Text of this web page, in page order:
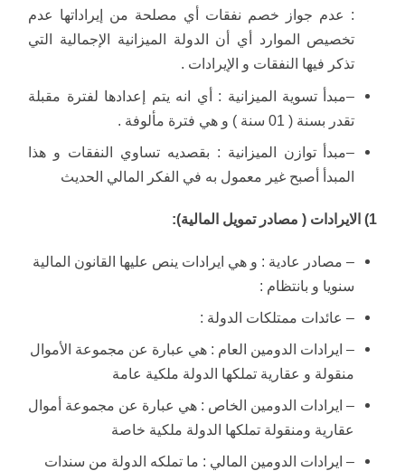
: عدم جواز خصم نفقات أي مصلحة من إيراداتها عدم
تخصيص الموارد أي أن الدولة الميزانية الإجمالية التي
تذكر فيها النفقات و الإيرادات .
–مبدأ تسوية الميزانية : أي انه يتم إعدادها لفترة مقبلة
تقدر بسنة ( 01 سنة ) و هي فترة مألوفة .
–مبدأ توازن الميزانية : بقصديه تساوي النفقات و هذا
المبدأ أصبح غير معمول به في الفكر المالي الحديث
1) الايرادات ( مصادر تمويل المالية):
– مصادر عادية : و هي ايرادات ينص عليها القانون المالية
سنويا و بانتظام :
– عائدات ممتلكات الدولة :
– ايرادات الدومين العام : هي عبارة عن مجموعة الأموال
منقولة و عقارية تملكها الدولة ملكية عامة
– ايرادات الدومين الخاص : هي عبارة عن مجموعة أموال
عقارية ومنقولة تملكها الدولة ملكية خاصة
– ايرادات الدومين المالي : ما تملكه الدولة من سندات